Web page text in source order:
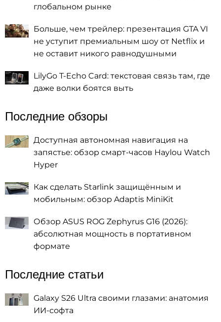
глобальном рынке
Больше, чем трейлер: презентация GTA VI
не уступит премиальным шоу от Netflix и
не оставит никого равнодушными
LilyGo T-Echo Card: текстовая связь там, где
даже волки боятся выть
Последние обзоры
Доступная автономная навигация на
запястье: обзор смарт-часов Haylou Watch
Hyper
Как сделать Starlink защищённым и
мобильным: обзор Adaptis MiniKit
Обзор ASUS ROG Zephyrus G16 (2026):
абсолютная мощность в портативном
формате
Последние статьи
Galaxy S26 Ultra своими глазами: анатомия
ИИ-софта